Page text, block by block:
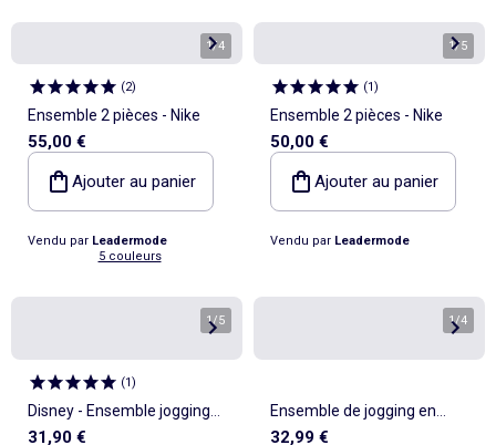
1/4
(2)
Ensemble 2 pièces - Nike
55,00 €
Ajouter au panier
Vendu par Leadermode
5 couleurs
1/5
(1)
Ensemble 2 pièces - Nike
50,00 €
Ajouter au panier
Vendu par Leadermode
1/5
(1)
Disney - Ensemble jogging
garçon veste et pantalon à
31,90 €
1/4
Ensemble de jogging en
coton peigné avec imprimé
32,99 €